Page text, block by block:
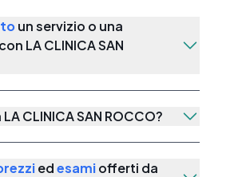
un servizio o una
LA CLINICA SAN
LA CLINICA SAN ROCCO?
edesamiofferti da